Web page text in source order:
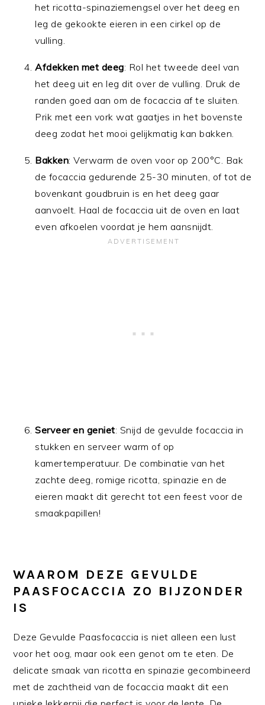
het ricotta-spinaziemengsel over het deeg en
leg de gekookte eieren in een cirkel op de
vulling.
Afdekken met deeg: Rol het tweede deel van
het deeg uit en leg dit over de vulling. Druk de
randen goed aan om de focaccia af te sluiten.
Prik met een vork wat gaatjes in het bovenste
deeg zodat het mooi gelijkmatig kan bakken.
Bakken: Verwarm de oven voor op 200°C. Bak
de focaccia gedurende 25-30 minuten, of tot de
bovenkant goudbruin is en het deeg gaar
aanvoelt. Haal de focaccia uit de oven en laat
even afkoelen voordat je hem aansnijdt.
Serveer en geniet: Snijd de gevulde focaccia in
stukken en serveer warm of op
kamertemperatuur. De combinatie van het
zachte deeg, romige ricotta, spinazie en de
eieren maakt dit gerecht tot een feest voor de
smaakpapillen!
WAAROM DEZE GEVULDE
PAASFOCACCIA ZO BIJZONDER
IS
Deze Gevulde Paasfocaccia is niet alleen een lust
voor het oog, maar ook een genot om te eten. De
delicate smaak van ricotta en spinazie gecombineerd
met de zachtheid van de focaccia maakt dit een